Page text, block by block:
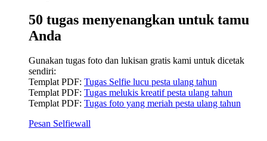
50 tugas menyenangkan untuk tamu
Anda
Gunakan tugas foto dan lukisan gratis kami untuk dicetak
sendiri:
Templat PDF: Tugas Selfie lucu pesta ulang tahun
Templat PDF: Tugas melukis kreatif pesta ulang tahun
Templat PDF: Tugas foto yang meriah pesta ulang tahun
Pesan Selfiewall